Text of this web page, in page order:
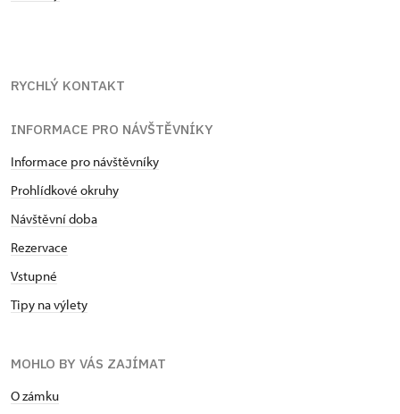
RYCHLÝ KONTAKT
INFORMACE PRO NÁVŠTĚVNÍKY
Informace pro návštěvníky
Prohlídkové okruhy
Návštěvní doba
Rezervace
Vstupné
Tipy na výlety
MOHLO BY VÁS ZAJÍMAT
O zámku